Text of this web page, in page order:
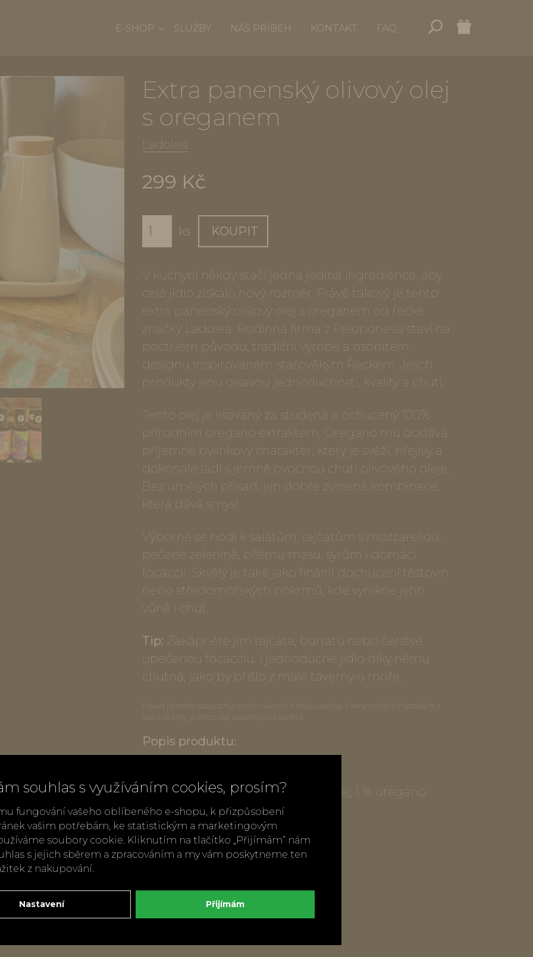
Extra panenský olivový olej
s oreganem
Ladolea
299 Kč
ks KOUPIT
V kuchyni někdy stačí jedna jediná ingredience, aby
celé jídlo získalo nový rozměr. Právě takový je tento
extra panenský olivový olej s oreganem od řecké
značky Ladolea. Rodinná firma z Peloponésu staví na
poctivém původu, tradiční výrobě a osobitém
designu inspirovaném starověkým Řeckem. Jejich
produkty jsou oslavou jednoduchosti, kvality a chuti.
Tento olej je lisovaný za studena a ochucený 100%
přírodním oregano extraktem. Oregano mu dodává
příjemně bylinkový charakter, který je svěží, hřejivý a
dokonale ladí s jemně ovocnou chutí olivového oleje.
Bez umělých přísad, jen dobře zvolená kombinace,
která dává smysl.
Výborně se hodí k salátům, rajčatům s mozzarellou,
pečené zelenině, bílému masu, sýrům i domácí
focaccii. Skvělý je také jako finální dochucení těstovin
nebo středomořských pokrmů, kde vynikne jeho
vůně i chuť.
Tip: Zakápněte jím rajčata, burratu nebo čerstvě
upečenou focacciu. I jednoduché jídlo díky němu
chutná, jako by přišlo z malé taverny u moře.
Pokud již máte sadu ochucených olivových olejů Ladolea v keramických nádobách z
naší nabídky, je tento olej ideální pro doplnění.
Popis produktu:
Složení: 99 % extra virgin olivový olej, 1 % oregano
extrakt
Vyrobeno v Řecku
Zpět Doporučit
E-SHOP SLUŽBY NÁŠ PŘÍBĚH KONTAKT FAQ
souhlas s využíváním cookies, prosím?
fungování vašeho oblíbeného e-shopu, k přizpůsobení
vašim potřebám, ke statistickým a marketingovým
soubory cookie. Kliknutím na tlačítko „Přijímám“ nám
s jejich sběrem a zpracováním a my vám poskytneme ten
z nakupování.
Nastavení Přijímám